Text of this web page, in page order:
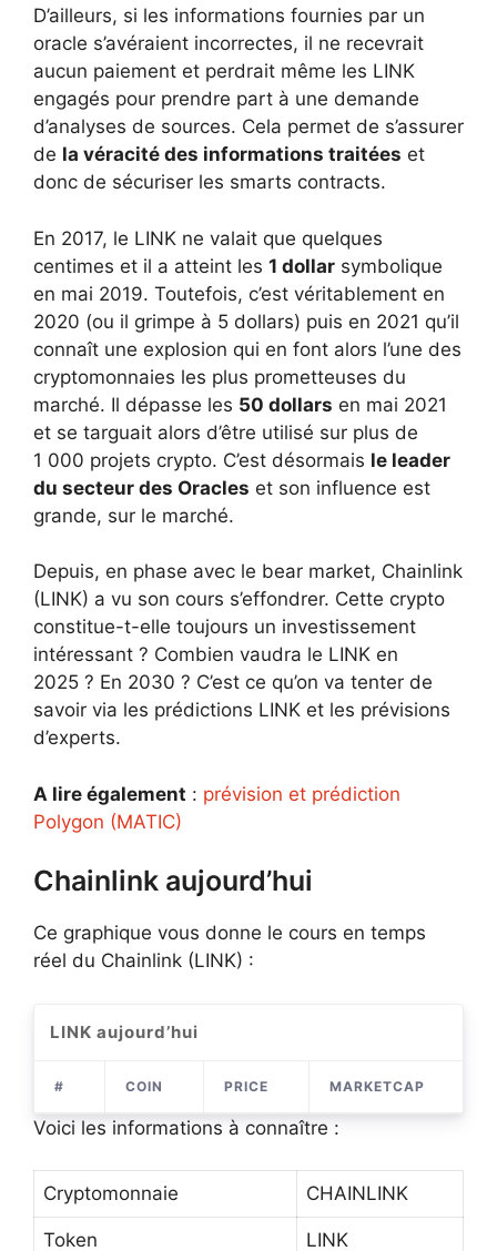
D’ailleurs, si les informations fournies par un
oracle s’avéraient incorrectes, il ne recevrait
aucun paiement et perdrait même les LINK
engagés pour prendre part à une demande
d’analyses de sources. Cela permet de s’assurer
de la véracité des informations traitées et
donc de sécuriser les smarts contracts.
En 2017, le LINK ne valait que quelques
centimes et il a atteint les 1 dollar symbolique
en mai 2019. Toutefois, c’est véritablement en
2020 (ou il grimpe à 5 dollars) puis en 2021 qu’il
connaît une explosion qui en font alors l’une des
cryptomonnaies les plus prometteuses du
marché. Il dépasse les 50 dollars en mai 2021
et se targuait alors d’être utilisé sur plus de
1 000 projets crypto. C’est désormais le leader
du secteur des Oracles et son influence est
grande, sur le marché.
Depuis, en phase avec le bear market, Chainlink
(LINK) a vu son cours s’effondrer. Cette crypto
constitue-t-elle toujours un investissement
intéressant ? Combien vaudra le LINK en
2025 ? En 2030 ? C’est ce qu’on va tenter de
savoir via les prédictions LINK et les prévisions
d’experts.
A lire également : prévision et prédiction
Polygon (MATIC)
Chainlink aujourd’hui
Ce graphique vous donne le cours en temps
réel du Chainlink (LINK) :
LINK aujourd’hui
# COIN PRICE MARKETCAP
Voici les informations à connaître :
Cryptomonnaie CHAINLINK
Token LINK